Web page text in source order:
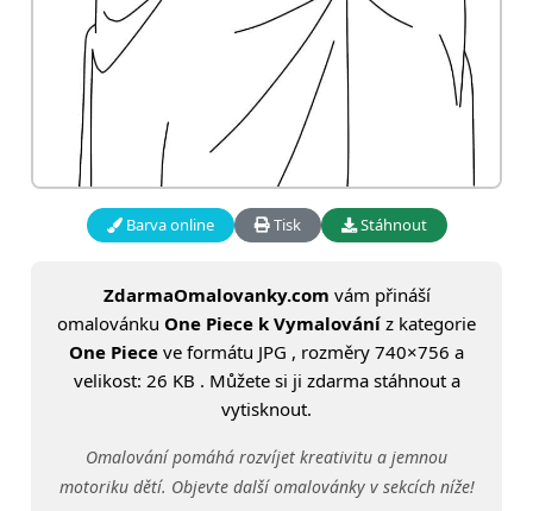
Barva online Tisk Stáhnout
ZdarmaOmalovanky.com vám přináší
omalovánku One Piece k Vymalování z kategorie
One Piece ve formátu JPG , rozměry 740×756 a
velikost: 26 KB . Můžete si ji zdarma stáhnout a
vytisknout.
Omalování pomáhá rozvíjet kreativitu a jemnou
motoriku dětí. Objevte další omalovánky v sekcích níže!